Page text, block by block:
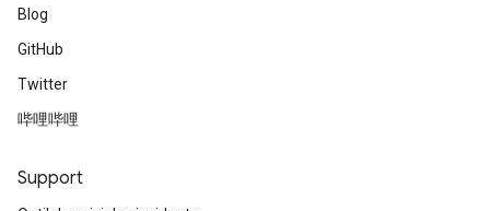
Blog
GitHub
Twitter
哔哩哔哩
Support